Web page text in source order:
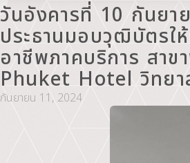
วันอังคารที่ 10 กันยา
ประธานมอบวุฒิบัตรใ
อาชีพภาคบริการ สา
Phuket Hotel วิทยา
กันยายน 11, 2024